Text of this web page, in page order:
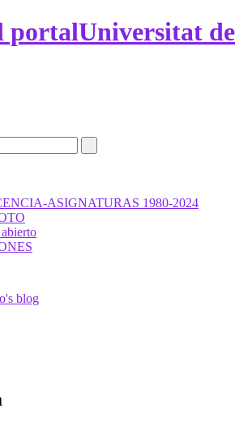
Universitat de
ASIGNATURAS 1980-2024
blog